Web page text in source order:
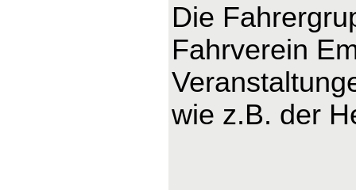
Die
Fahrverein
wie z.B. der